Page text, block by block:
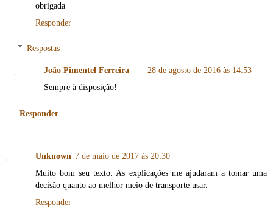
obrigada
Responder
Respostas
João Pimentel Ferreira
28 de agosto de 2016 às 14:53
Sempre à disposição!
Responder
Unknown 7 de maio de 2017 às 20:30
Muito bom seu texto. As explicações me ajudaram a tomar uma
decisão quanto ao melhor meio de transporte usar.
Responder